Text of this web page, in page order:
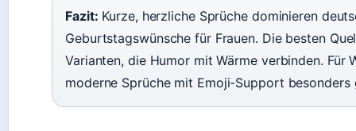
Fazit: Kurze, herzliche Sprüche dominieren
Geburtstagswünsche für Frauen. Die besten
Varianten, die Humor mit Wärme verbinden. Für
moderne Sprüche mit Emoji-Support besonders